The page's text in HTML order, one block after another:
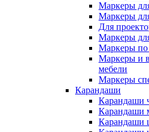
Маркеры
Маркеры
Для
Маркеры
Маркеры по
Маркеры и
мебели
Маркеры
Карандаши
Карандаши
Карандаши
Карандаши